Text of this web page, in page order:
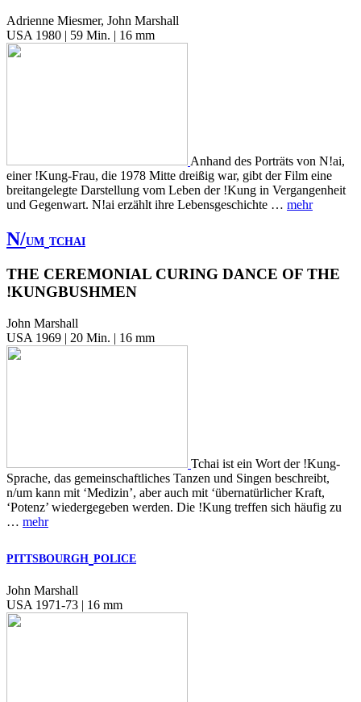
Adrienne Miesmer, John Marshall
USA 1980 | 59 Min. | 16 mm
Anhand des Porträts von N!ai,
einer !Kung-Frau, die 1978 Mitte dreißig war, gibt der Film eine
breitangelegte Darstellung vom Leben der !Kung in Vergangenheit
und Gegenwart. N!ai erzählt ihre Lebensgeschichte … mehr
N/UM TCHAI
THE CEREMONIAL CURING DANCE OF THE
!KUNGBUSHMEN
John Marshall
USA 1969 | 20 Min. | 16 mm
Tchai ist ein Wort der !Kung-
Sprache, das gemeinschaftliches Tanzen und Singen beschreibt,
n/um kann mit ‘Medizin’, aber auch mit ‘übernatürlicher Kraft,
‘Potenz’ wiedergegeben werden. Die !Kung treffen sich häufig zu
… mehr
PITTSBOURGH POLICE
John Marshall
USA 1971-73 | 16 mm